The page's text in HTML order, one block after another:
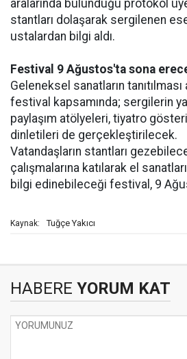
aralarında bulunduğu protokol
stantları dolaşarak sergilenen
ustalardan bilgi aldı.
Festival 9 Ağustos'ta sona
Geleneksel sanatların
festival kapsamında; sergilerin
paylaşım atölyeleri, tiyatro
dinletileri de gerçekleştirilecek.
Vatandaşların stantları
çalışmalarına katılarak el
bilgi edinebileceği festival, 9
Kaynak: Tuğçe Yakıcı
HABERE YORUM KAT